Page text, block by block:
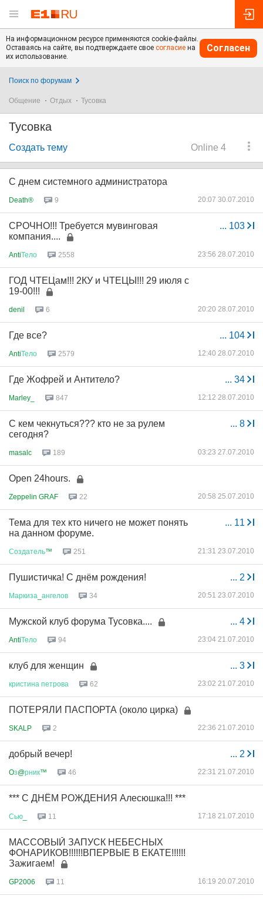
На информационном ресурсе применяются cookie-файлы.
Оставаясь на сайте, вы подтверждаете свое согласие на
их использование.
Согласен
Поиск по форумам
Общение Отдых Тусовка
Тусовка
Online 4
Создать тему
С днем системного администратора
Death® 9 20:07 30.07.2010
... 103
СРОЧНО!!! Требуется мувинговая
компания....
AntiТело 2558 23:56 28.07.2010
ГОД ЧТЕЦам!!! 2КУ и ЧТЕЦЫ!!! 29 июля с
19-00!!!
denil 6 20:20 28.07.2010
... 104
Где все?
AntiТело 2579 12:40 28.07.2010
... 34
Где Жофрей и Антитело?
Marley_ 847 12:12 28.07.2010
... 8
С кем чекнуться??? кто не за рулем
сегодня?
masalc 189 03:23 27.07.2010
Open 24hours.
Zeppelin GRAF 22 20:58 25.07.2010
... 11
Тема для тех кто ничего не может понять
на данном форуме.
Создатель™ 251 21:31 23.07.2010
... 2
Пушистичка! С днём рождения!
Маркиза ангелов 34 20:51 23.07.2010
... 4
Мужской клуб форума Тусовка....
AntiТело 94 23:04 21.07.2010
... 3
клуб для женщин
кристина петрова 62 23:02 21.07.2010
ПОТЕРЯЛИ ПАСПОРТА (около цирка)
SKALP 2 22:36 21.07.2010
... 2
добрый вечер!
Oз@рник™ 46 22:31 21.07.2010
*** С ДНЁМ РОЖДЕНИЯ Алесюшка!!! ***
Сью 11 17:18 21.07.2010
МАССОВЫЙ ЗАПУСК НЕБЕСНЫХ
ФОНАРИКОВ!!!!!!ВПЕРВЫЕ В ЕКАТЕ!!!!!!
Зажигаем!
GP2006 11 16:19 20.07.2010